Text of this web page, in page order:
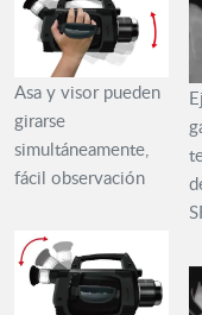
Asa y visor pueden
girarse
simultáneamente,
fácil observación